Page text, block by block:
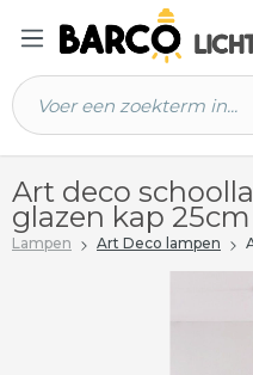
hoofdinhoud
Art deco
glazen kap 25cm
Lampen Art Deco lampen